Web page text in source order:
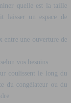
quelle est la taille
laisser un espace de
entre une ouverture de
vos besoins
coulissent le long du
du congélateur ou du